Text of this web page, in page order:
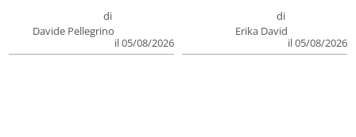
di
Davide Pellegrino
il 05/08/2026
di
Erika David
il 05/08/2026